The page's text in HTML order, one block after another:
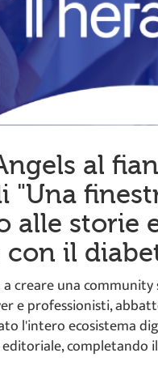
al
"Una
alle storie
con il
creare una
e professionisti,
l'intero ecosistema
completando